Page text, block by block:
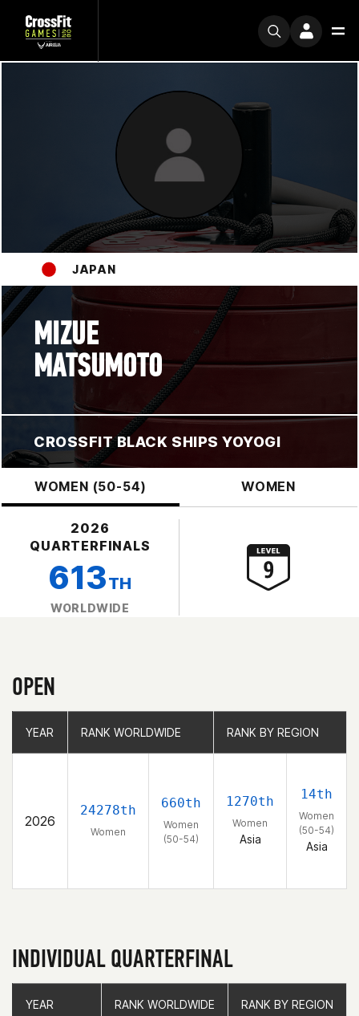
JAPAN
MIZUE
MATSUMOTO
CROSSFIT BLACK SHIPS YOYOGI
WOMEN (50-54) WOMEN
2026
QUARTERFINALS
613TH
WORLDWIDE
OPEN
YEAR RANK WORLDWIDE RANK BY REGION
2026
24278th
Women
660th
Women
(50-54)
1270th
Women
Asia
14th
Women
(50-54)
Asia
YEAR RANK WORLDWIDE RANK BY REGION
INDIVIDUAL QUARTERFINAL
YEAR RANK WORLDWIDE RANK BY REGION
YEAR RANK WORLDWIDE RANK BY REGION